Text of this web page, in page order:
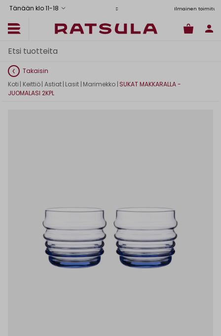
Tänään klo 11-18
Toimituskulut alk. 6,90€ Ilmainen toimitus Manner-Suomeen yli
Takaisin
Koti | Keittiö| Astiat | Lasit | Marimekko | SUKAT MAKKARALLA -
JUOMALASI 2KPL